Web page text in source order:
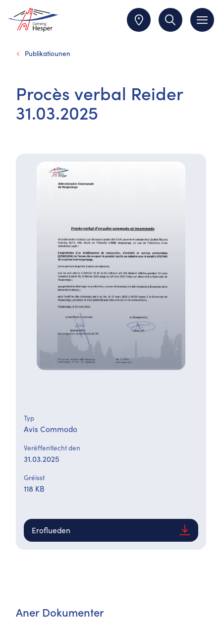
Publikatiounen
Procès verbal Reider
31.03.2025
Typ
Avis Commodo
Verëffentlecht den
31.03.2025
Gréisst
118 KB
Eroflueden
Aner Dokumenter